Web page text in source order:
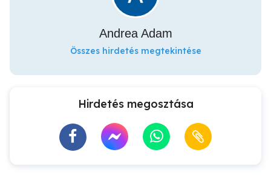
Andrea Adam
Összes hirdetés megtekintése
Hirdetés megosztása